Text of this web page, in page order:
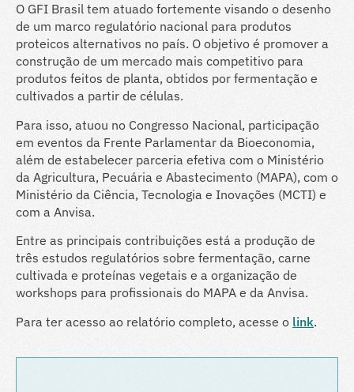
O GFI Brasil tem atuado fortemente visando o desenho
de um marco regulatório nacional para produtos
proteicos alternativos no país. O objetivo é promover a
construção de um mercado mais competitivo para
produtos feitos de planta, obtidos por fermentação e
cultivados a partir de células.
Para isso, atuou no Congresso Nacional, participação
em eventos da Frente Parlamentar da Bioeconomia,
além de estabelecer parceria efetiva com o Ministério
da Agricultura, Pecuária e Abastecimento (MAPA), com o
Ministério da Ciência, Tecnologia e Inovações (MCTI) e
com a Anvisa.
Entre as principais contribuições está a produção de
três estudos regulatórios sobre fermentação, carne
cultivada e proteínas vegetais e a organização de
workshops para profissionais do MAPA e da Anvisa.
Para ter acesso ao relatório completo, acesse o link.